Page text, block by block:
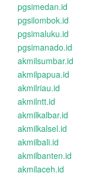
pgsimedan.id
pgsilombok.id
pgsimaluku.id
pgsimanado.id
akmilsumbar.id
akmilpapua.id
akmilriau.id
akmilntt.id
akmilkalbar.id
akmilkalsel.id
akmilbali.id
akmilbanten.id
akmilaceh.id